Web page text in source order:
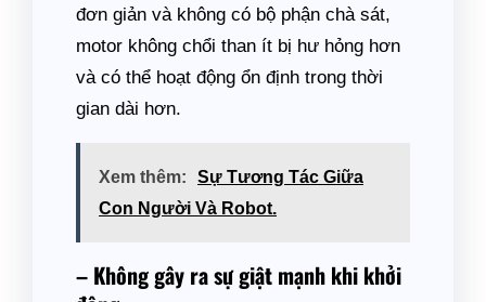
đơn giản và không có bộ phận chà sát,
motor không chổi than ít bị hư hỏng hơn
và có thể hoạt động ổn định trong thời
gian dài hơn.
Xem thêm:
Sự Tương Tác Giữa
Con Người Và Robot.
– Không gây ra sự giật mạnh khi khởi